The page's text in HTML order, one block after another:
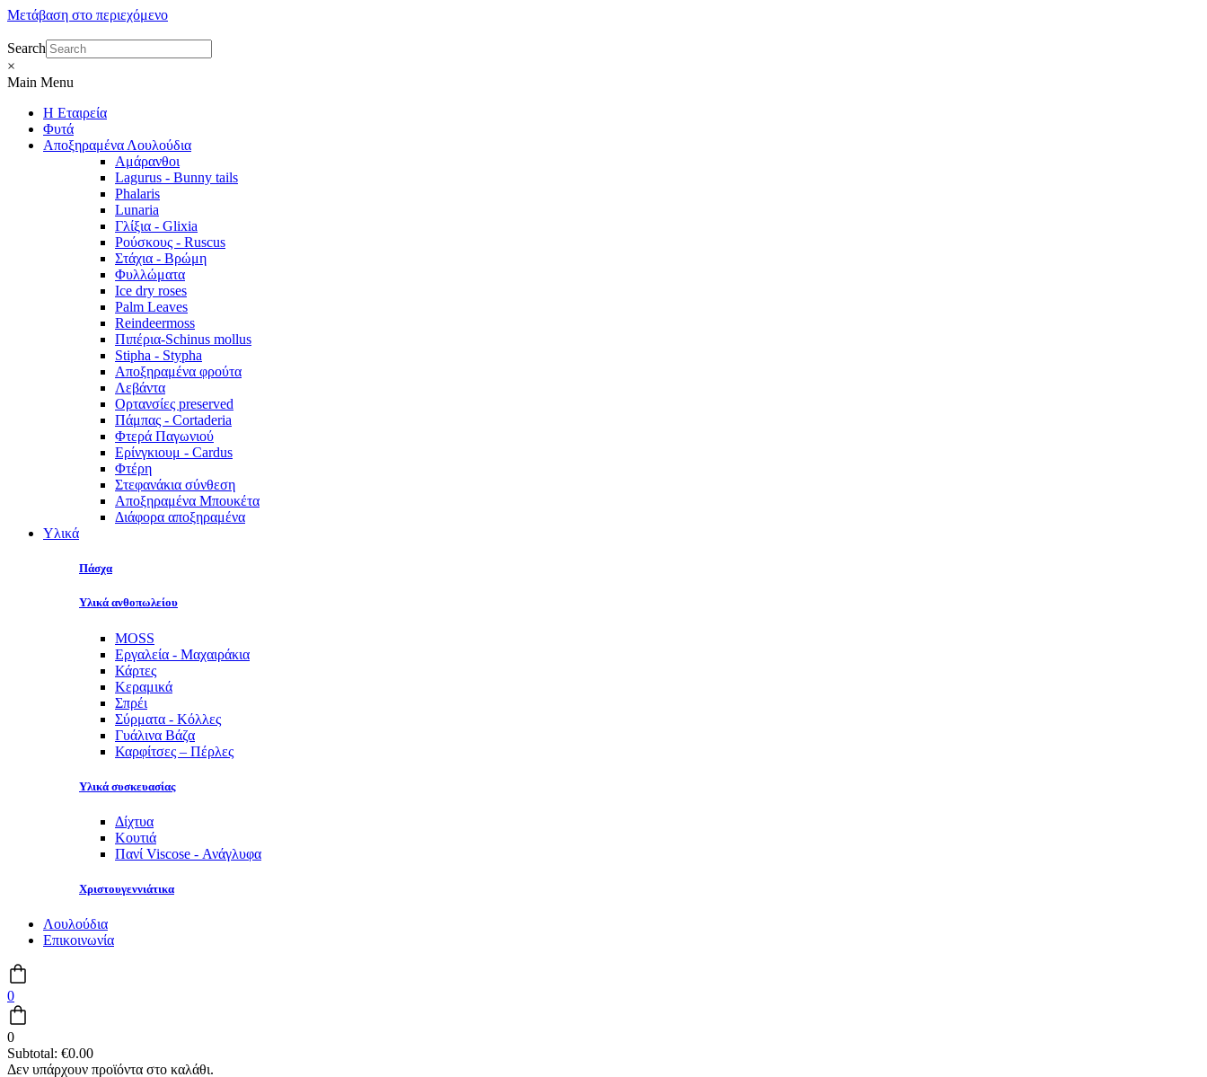
Μετάβαση στο περιεχόμενο
Search
×
Main Menu
Η Εταιρεία
Φυτά
Αποξηραμένα Λουλούδια
Αμάρανθοι
Lagurus - Bunny tails
Phalaris
Lunaria
Γλίξια - Glixia
Ρούσκους - Ruscus
Στάχια - Βρώμη
Φυλλώματα
Ice dry roses
Palm Leaves
Reindeermoss
Πιπέρια-Schinus mollus
Stipha - Stypha
Αποξηραμένα φρούτα
Λεβάντα
Ορτανσίες preserved
Πάμπας - Cortaderia
Φτερά Παγωνιού
Ερίνγκιουμ - Cardus
Φτέρη
Στεφανάκια σύνθεση
Αποξηραμένα Μπουκέτα
Διάφορα αποξηραμένα
Υλικά
Πάσχα
Υλικά ανθοπωλείου
MOSS
Εργαλεία - Μαχαιράκια
Κάρτες
Κεραμικά
Σπρέι
Σύρματα - Κόλλες
Γυάλινα Βάζα
Καρφίτσες – Πέρλες
Υλικά συσκευασίας
Δίχτυα
Κουτιά
Πανί Viscose - Ανάγλυφα
Χριστουγεννιάτικα
Λουλούδια
Επικοινωνία
0
0
Subtotal: €0.00